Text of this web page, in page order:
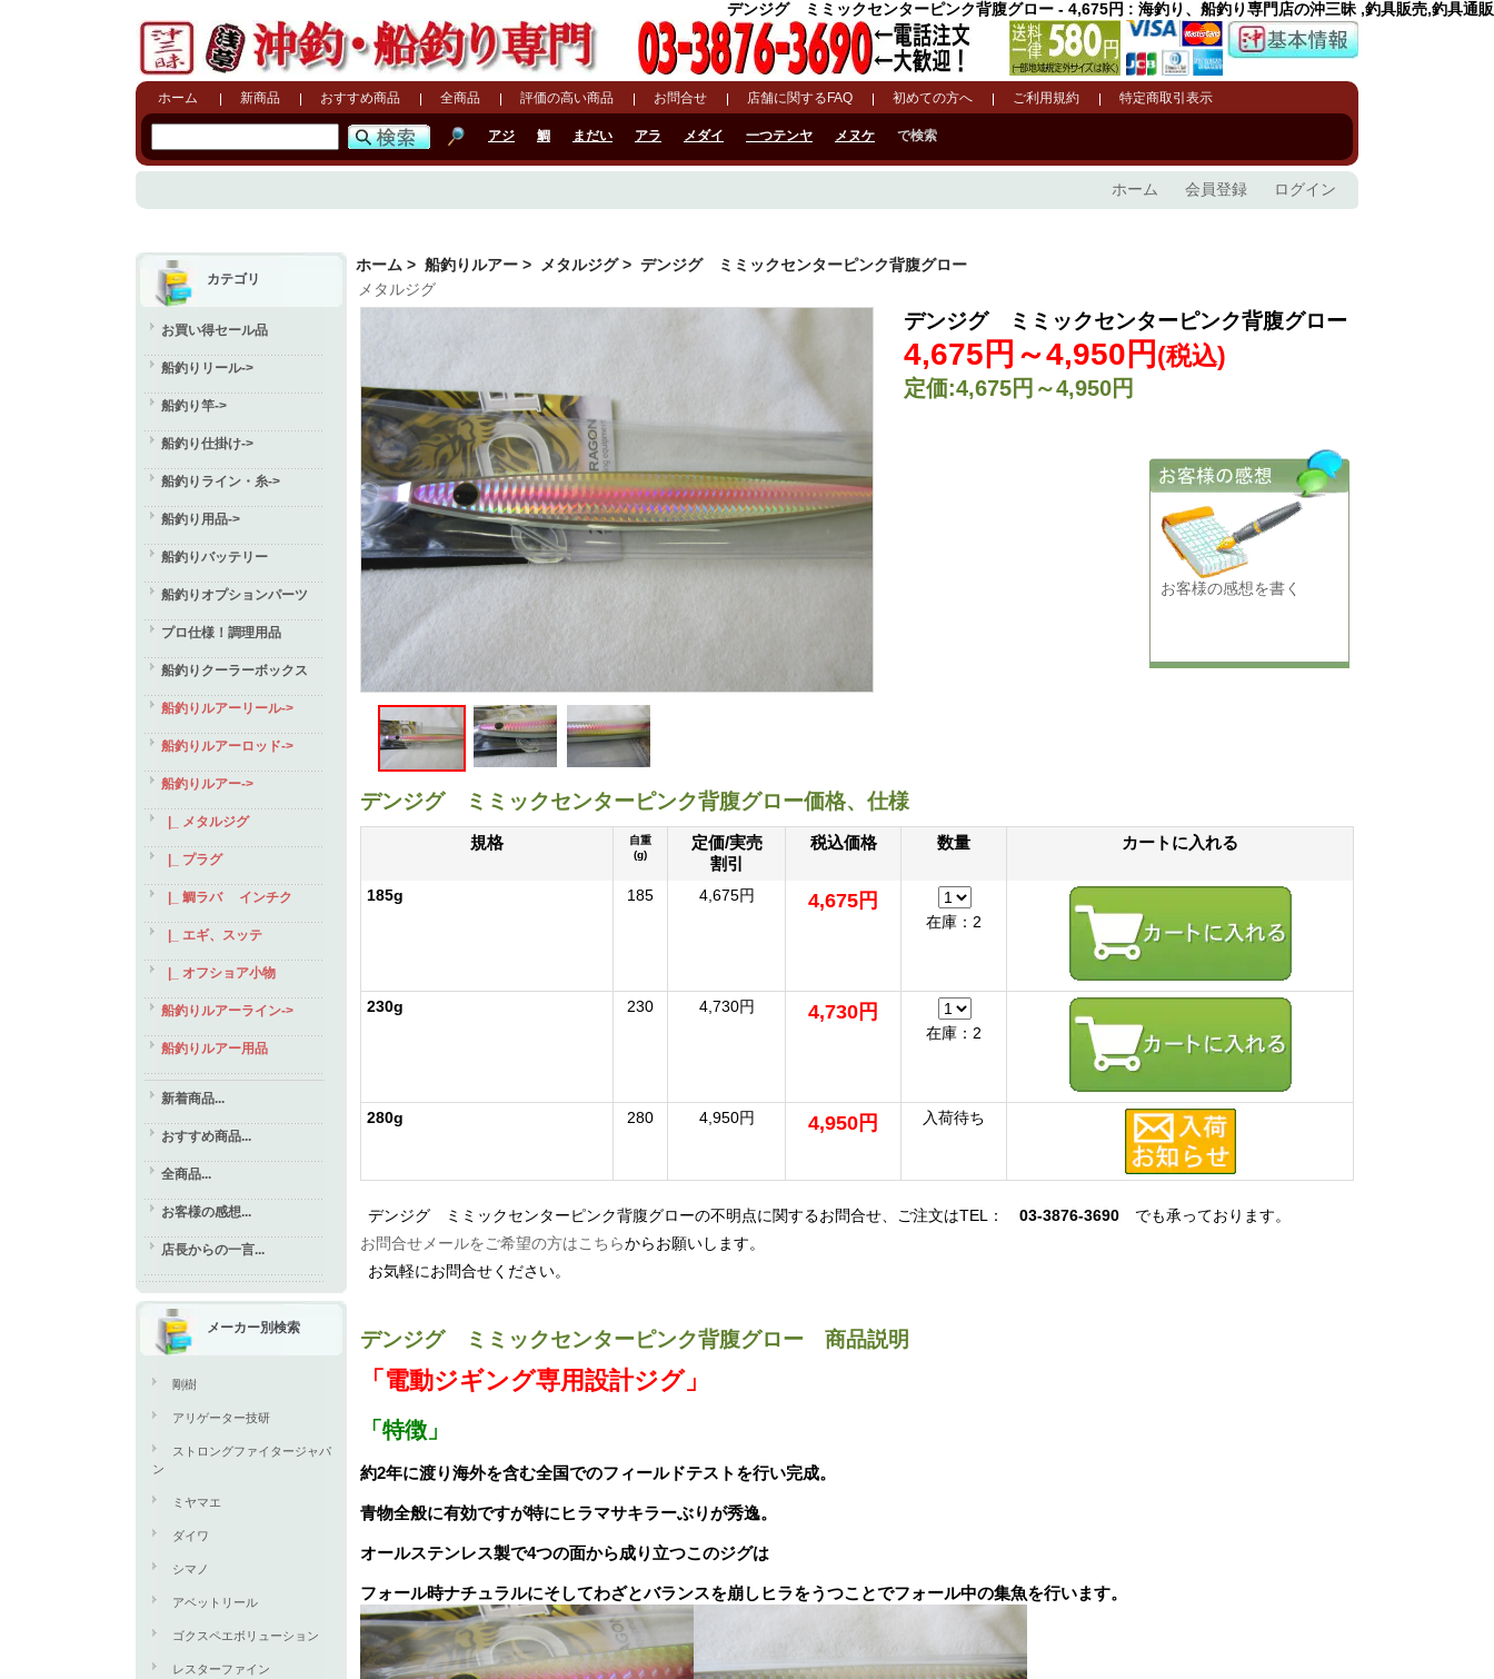
デンジグ ミミックセンターピンク背腹グロー - 4,675円 : 海釣り、船釣り専門店の沖三昧 ,釣具販売,釣具通販
ホーム 新商品 おすすめ商品 全商品 評価の高い商品 お問合せ 店舗に関するFAQ 初めての方へ ご利用規約 特定商取引表示
アジ 鯛 まだい アラ メダイ 一つテンヤ メヌケ で検索
ホーム 会員登録 ログイン
カテゴリ
お買い得セール品
船釣りリール->
船釣り竿->
船釣り仕掛け->
船釣りライン・糸->
船釣り用品->
船釣りバッテリー
船釣りオプションパーツ
プロ仕様！調理用品
船釣りクーラーボックス
船釣りルアーリール->
船釣りルアーロッド->
船釣りルアー->
|_ メタルジグ
|_ プラグ
|_ 鯛ラバ インチク
|_ エギ、スッテ
|_ オフショア小物
船釣りルアーライン->
船釣りルアー用品
新着商品...
おすすめ商品...
全商品...
お客様の感想...
店長からの一言...
メーカー別検索
剛樹
アリゲーター技研
ストロングファイタージャパ
ン
ミヤマエ
ダイワ
シマノ
アベットリール
ゴクスペエボリューション
レスターファイン
ホーム > 船釣りルアー > メタルジグ> デンジグ ミミックセンターピンク背腹グロー
メタルジグ
デンジグ ミミックセンターピンク背腹グロー
4,675円～4,950円 (税込)
定価:4,675円～4,950円
お客様の感想を書く
デンジグ ミミックセンターピンク背腹グロー価格、仕様
規格
自重
(g)
定価/実売
割引
税込価格 数量 カートに入れる
185g 185 4,675円 4,675円
在庫：2
230g 230 4,730円 4,730円
在庫：2
280g 280 4,950円 4,950円 入荷待ち
デンジグ ミミックセンターピンク背腹グローの不明点に関するお問合せ、ご注文はTEL： 03-3876-3690 でも承っております。
お問合せメールをご希望の方はこちらからお願いします。
お気軽にお問合せください。
デンジグ ミミックセンターピンク背腹グロー 商品説明
「電動ジギング専用設計ジグ」
「特徴」
約2年に渡り海外を含む全国でのフィールドテストを行い完成。
青物全般に有効ですが特にヒラマサキラーぶりが秀逸。
オールステンレス製で4つの面から成り立つこのジグは
フォール時ナチュラルにそしてわざとバランスを崩しヒラをうつことでフォール中の集魚を行います。